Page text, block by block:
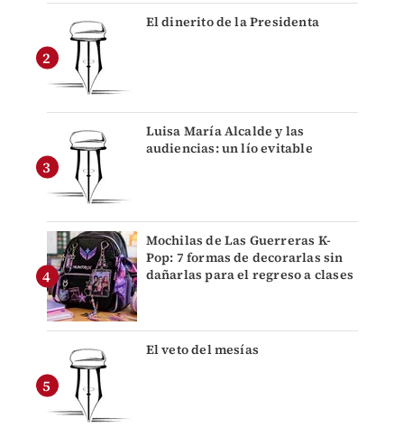
El dinerito de la Presidenta
Luisa María Alcalde y las
audiencias: un lío evitable
Mochilas de Las Guerreras K-
Pop: 7 formas de decorarlas sin
dañarlas para el regreso a clases
El veto del mesías